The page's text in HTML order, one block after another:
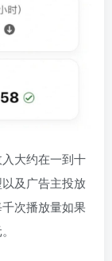
大约在一到十
及广告主投放
次播放量如果